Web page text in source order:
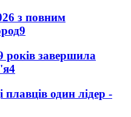
з повним
9
років завершила
4
один лідер -